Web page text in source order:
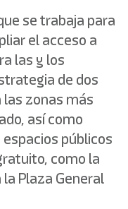
se trabaja para
el acceso a
las y los
de dos
zonas más
así como
públicos
como la
Plaza General